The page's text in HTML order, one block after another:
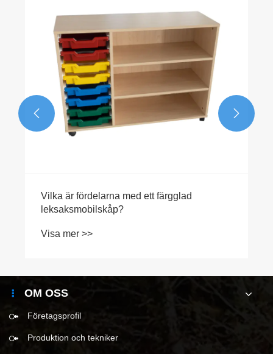
Visa mer >>
 
OM OSS
Företagsprofil
Produktion och tekniker